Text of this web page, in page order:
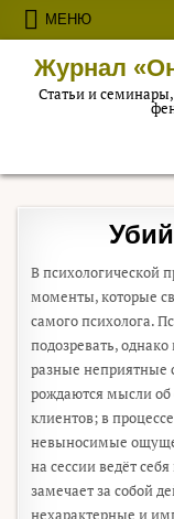
Перейти к содержимому
МЕНЮ
Журнал
Статьи и
В психологической
моменты, которые
самого психолога.
подозревать,
разные неприятные
рождаются мысли об
клиентов; в
невыносимые
на сессии ведёт
замечает за собой
нехарактерные и